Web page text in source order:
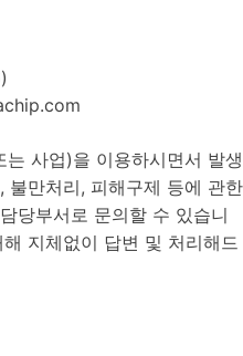
사업)을 이용하시면서 발생
불만처리, 피해구제 등에 관한
당부서로 문의할 수 있습니
지체없이 답변 및 처리해드